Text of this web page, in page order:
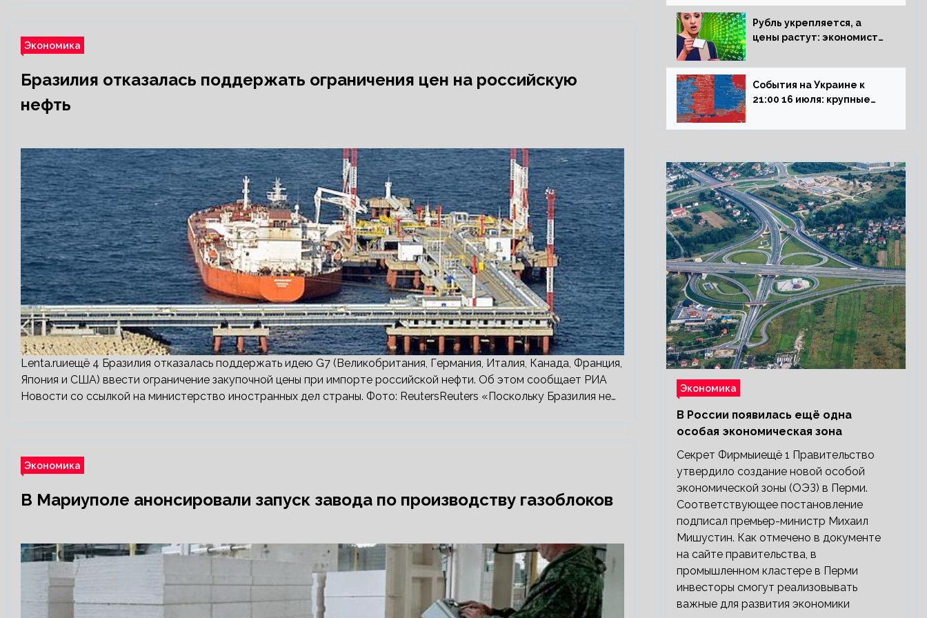
Экономика
Бразилия отказалась поддержать ограничения цен на российскую
нефть
Lenta.ruиещё 4 Бразилия отказалась поддержать идею G7 (Великобритания, Германия, Италия, Канада, Франция,
Япония и США) ввести ограничение закупочной цены при импорте российской нефти. Об этом сообщает РИА
Новости со ссылкой на министерство иностранных дел страны. Фото: ReutersReuters «Поскольку Бразилия не…
Экономика
В Мариуполе анонсировали запуск завода по производству газоблоков
блокадникам
Рубль укрепляется, а
цены растут: экономист
падающего доллара на
рынок РФ
События на Украине к
21:00 16 июля: крупные
Северском, Киев
Экономика
В России появилась ещё одна
особая экономическая зона
Секрет Фирмыиещё 1 Правительство
утвердило создание новой особой
экономической зоны (ОЭЗ) в Перми.
Соответствующее постановление
подписал премьер-министр Михаил
Мишустин. Как отмечено в документе
на сайте правительства, в
промышленном кластере в Перми
инвесторы смогут реализовывать
важные для развития экономики